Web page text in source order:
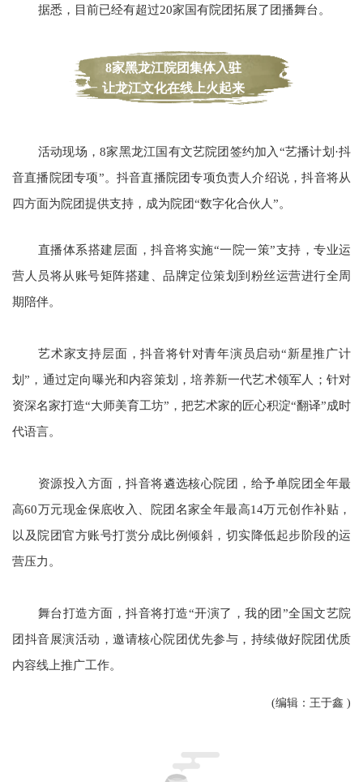
据悉，目前已经有超过20家国有院团拓展了团播舞台。
8家黑龙江院团集体入驻
让龙江文化在线上火起来
活动现场，8家黑龙江国有文艺院团签约加入“艺播计划·抖
音直播院团专项”。 抖音直播院团专项负责人介绍说，抖音将从
四方面为院团提供支持，成为院团“数字化合伙人”。
直播体系搭建层面，抖音将实施“一院一策”支持，专业运
营人员将从账号矩阵搭建、品牌定位策划到粉丝运营进行全周
期陪伴。
艺术家支持层面，抖音将针对青年演员启动“新星推广计
划”，通过定向曝光和内容策划，培养新一代艺术领军人；针对
资深名家打造“大师美育工坊”，把艺术家的匠心积淀“翻译”成时
代语言。
资源投入方面，抖音将遴选核心院团，给予单院团全年最
高60万元现金保底收入、院团名家全年最高14万元创作补贴，
以及院团官方账号打赏分成比例倾斜，切实降低起步阶段的运
营压力。
舞台打造方面，抖音将打造“开演了，我的团”全国文艺院
团抖音展演活动，邀请核心院团优先参与，持续做好院团优质
内容线上推广工作。
(编辑：王于鑫 )